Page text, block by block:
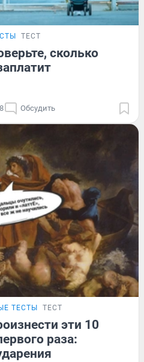
ТЕСТ
сколько
Обсудить
ТЕСТЫ ТЕСТ
эти 10
раза: